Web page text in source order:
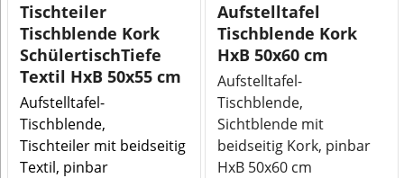
Tischteiler
Tischblende Kork
SchülertischTiefe
Textil HxB 50x55 cm
Aufstelltafel-
Tischblende,
Tischteiler mit beidseitig
Textil, pinbar
Aufstelltafel
Tischblende Kork
HxB 50x60 cm
Aufstelltafel-
Tischblende,
Sichtblende mit
beidseitig Kork, pinbar
HxB 50x60 cm